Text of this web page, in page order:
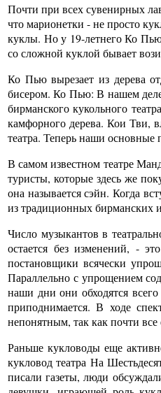
Почти при всех сувенирных
что марионетки - не просто
куклы. Но у 19-летнего Ко
со сложной куклой бывает
Ко Пью вырезает из дерева
бисером. Ко Пью: В нашем
бирманского кукольного
камфорного дерева. Кои Тви,
театра. Теперь наши основные
В самом известном театре
туристы, которые здесь же
она называется сэйн. Когда
из традиционных бирманских
Число музыкантов в
остается без изменений, -
постановщики всячески
Параллельно с упрощением
наши дни они обходятся
приподнимается. В ходе
непонятным, так как почти
Раньше кукловоды еще
кукловод театра На
писали газеты, люди